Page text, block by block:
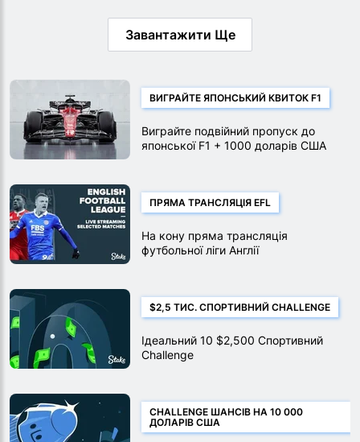
Завантажити Ще
ВИГРАЙТЕ ЯПОНСЬКИЙ КВИТОК F1
Виграйте подвійний пропуск до
японської F1 + 1000 доларів США
ПРЯМА ТРАНСЛЯЦІЯ EFL
На кону пряма трансляція
футбольної ліги Англії
$2,5 ТИС. СПОРТИВНИЙ CHALLENGE
Ідеальний 10 $2,500 Спортивний
Challenge
CHALLENGE ШАНСІВ НА 10 000
ДОЛАРІВ США